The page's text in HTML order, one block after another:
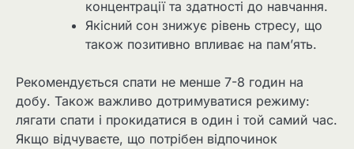
концентрації та здатності до навчання.
Якісний сон знижує рівень стресу, що
також позитивно впливає на пам’ять.
Рекомендується спати не менше 7-8 годин на
добу. Також важливо дотримуватися режиму:
лягати спати і прокидатися в один і той самий час.
Якщо відчуваєте, що потрібен відпочинок